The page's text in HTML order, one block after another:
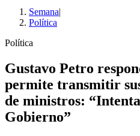
Semana|
Política
Política
Gustavo Petro
permite transmitir
de ministros:
Gobierno”